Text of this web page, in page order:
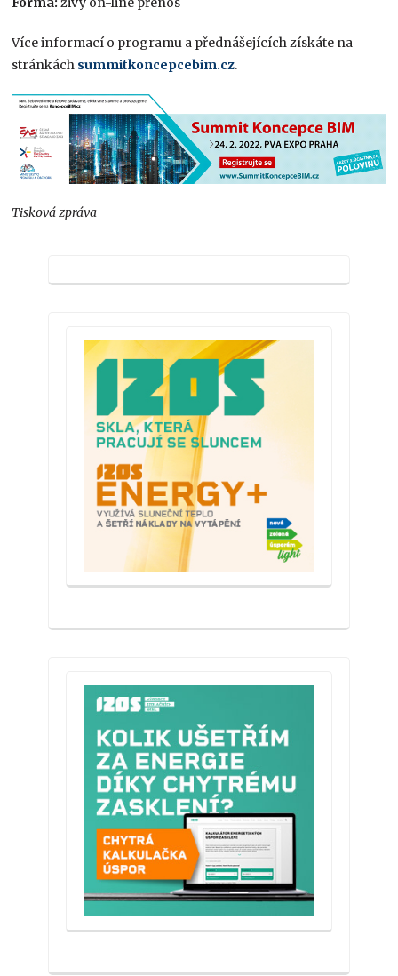
Více informací o programu a přednášejících získáte na
stránkách summitkoncepcebim.cz.
Tisková zpráva